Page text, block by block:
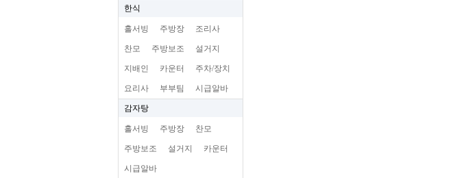
한식
홀서빙 주방장 조리사
찬모 주방보조 설거지
지배인 카운터 주차/장치
요리사 부부팀 시급알바
감자탕
홀서빙 주방장 찬모
주방보조 설거지 카운터
시급알바